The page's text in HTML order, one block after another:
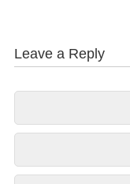
Leave a Reply